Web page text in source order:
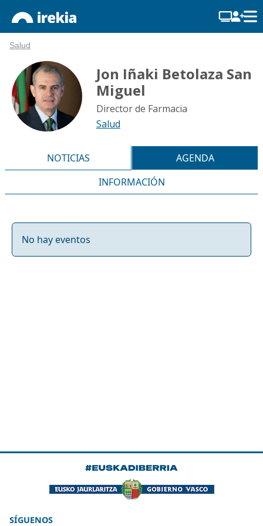
Salud
Jon Iñaki Betolaza San
Miguel
Director de Farmacia
Salud
NOTICIAS
AGENDA
INFORMACIÓN
No hay eventos
SÍGUENOS